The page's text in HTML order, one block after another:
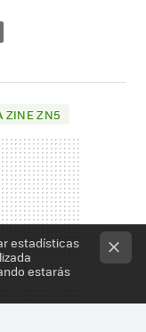
ZINE ZN5
estadísticas
estarás